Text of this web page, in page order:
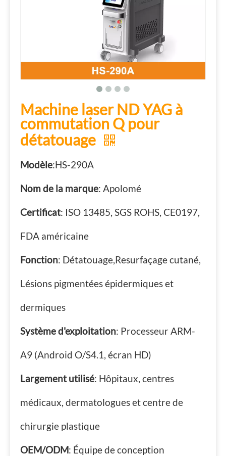
Machine laser ND YAG à
commutation Q pour
détatouage
Modèle:HS-290A
Nom de la marque: Apolomé
Certificat: ISO 13485, SGS ROHS, CE0197,
FDA américaine
Fonction: Détatouage,Resurfaçage cutané,
Lésions pigmentées épidermiques et
dermiques
Système d'exploitation: Processeur ARM-
A9 (Android O/S4.1, écran HD)
Largement utilisé: Hôpitaux, centres
médicaux, dermatologues et centre de
chirurgie plastique
OEM/ODM: Équipe de conception